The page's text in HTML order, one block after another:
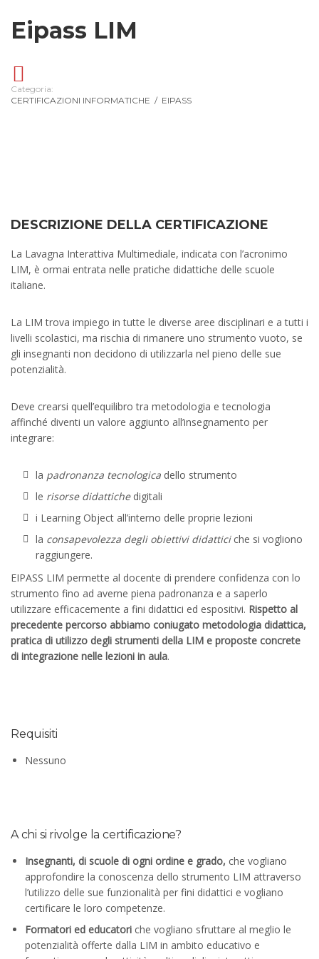
Eipass LIM
Categoria:
CERTIFICAZIONI INFORMATICHE / EIPASS
DESCRIZIONE DELLA CERTIFICAZIONE
La Lavagna Interattiva Multimediale, indicata con l’acronimo
LIM, è ormai entrata nelle pratiche didattiche delle scuole
italiane.
La LIM trova impiego in tutte le diverse aree disciplinari e a tutti i
livelli scolastici, ma rischia di rimanere uno strumento vuoto, se
gli insegnanti non decidono di utilizzarla nel pieno delle sue
potenzialità.
Deve crearsi quell’equilibro tra metodologia e tecnologia
affinché diventi un valore aggiunto all’insegnamento per
integrare:
la padronanza tecnologica dello strumento
le risorse didattichedigitali
i Learning Object all’interno delle proprie lezioni
la consapevolezza degli obiettivi didatticiche si vogliono
raggiungere.
EIPASS LIM permette al docente di prendere confidenza con lo
strumento fino ad averne piena padronanza e a saperlo
utilizzare efficacemente a fini didattici ed espositivi. Rispetto al
precedente percorso abbiamo coniugato metodologia didattica,
pratica di utilizzo degli strumenti della LIM e proposte concrete
di integrazione nelle lezioni in aula.
Requisiti
Nessuno
A chi si rivolge la certificazione?
Insegnanti, di scuole di ogni ordine e grado, che vogliano
approfondire la conoscenza dello strumento LIM attraverso
l’utilizzo delle sue funzionalità per fini didattici e vogliano
certificare le loro competenze.
Formatori ed educatori che vogliano sfruttare al meglio le
potenzialità offerte dalla LIM in ambito educativo e